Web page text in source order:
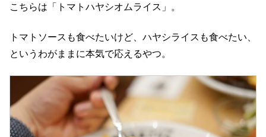
こちらは「トマトハヤシオムライス」。
トマトソースも食べたいけど、ハヤシライスも食べたい、
というわがままに本気で応えるやつ。